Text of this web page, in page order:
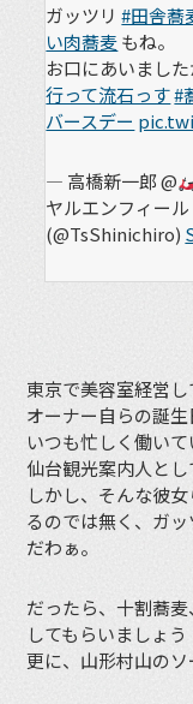
ガッツリ#田舎蕎
い肉蕎麦もね。
お口にあいまし
行って流石っす#
バースデー
— 高橋新一郎 @
ヤルエンフィー
(@TsShinichiro)
東京で美容室経営し
オーナー自らの誕生
いつも忙しく働い
仙台観光案内人とし
しかし、そんな彼
るのでは無く、ガ
だわぁ。
だったら、十割蕎
してもらいましょう
更に、山形村山のソ